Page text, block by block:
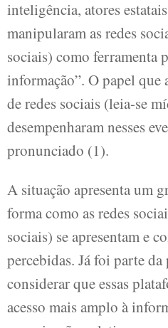
inteligência, atores
manipularam as redes
sociais) como ferramenta
informação”. O papel que
de redes sociais (leia-se
desempenharam nesses
pronunciado (1).
A situação apresenta um
forma como as redes
sociais) se apresentam e
percebidas. Já foi parte
considerar que essas
acesso mais amplo à